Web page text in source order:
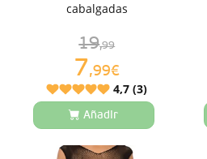
cabalgadas
19,99
7,99€
4,7 (3)
Añadir